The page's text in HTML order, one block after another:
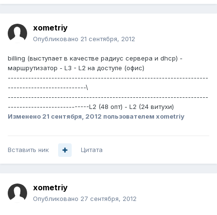
xometriy
Опубликовано 21 сентября, 2012
billing (выступает в качестве радиус сервера и dhcp) -
маршрутизатор - L3 - L2 на доступе (офис)
---------------------------------------------------------------------
---------------------------\
---------------------------------------------------------------------
----------------------------L2 (48 опт) - L2 (24 витухи)
Изменено 21 сентября, 2012 пользователем xometriy
Вставить ник Цитата
xometriy
Опубликовано 27 сентября, 2012